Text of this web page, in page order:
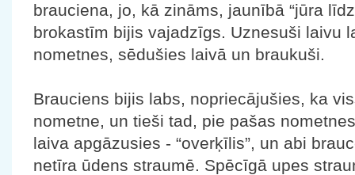
brauciena, jo, kā zināms, jaunībā “jūra
brokastīm bijis vajadzīgs. Uznesuši laivu
nometnes, sēdušies laivā un braukuši.
Brauciens bijis labs, nopriecājušies, ka
nometne, un tieši tad, pie pašas
laiva apgāzusies - “overķīlis”, un abi
netīra ūdens straumē. Spēcīgā upes